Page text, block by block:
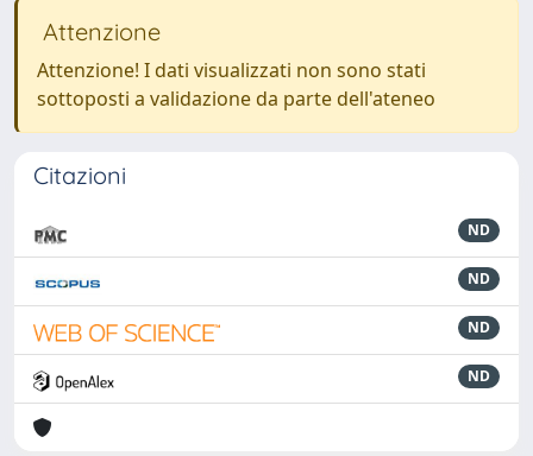
Attenzione
Attenzione! I dati visualizzati non sono stati
sottoposti a validazione da parte dell'ateneo
Citazioni
ND
ND
ND
ND